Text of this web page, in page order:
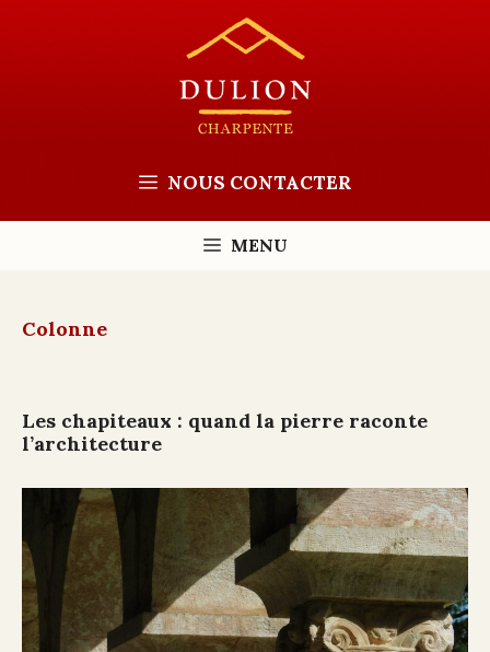
NOUS CONTACTER
MENU
Colonne
Les chapiteaux : quand la pierre raconte
l’architecture